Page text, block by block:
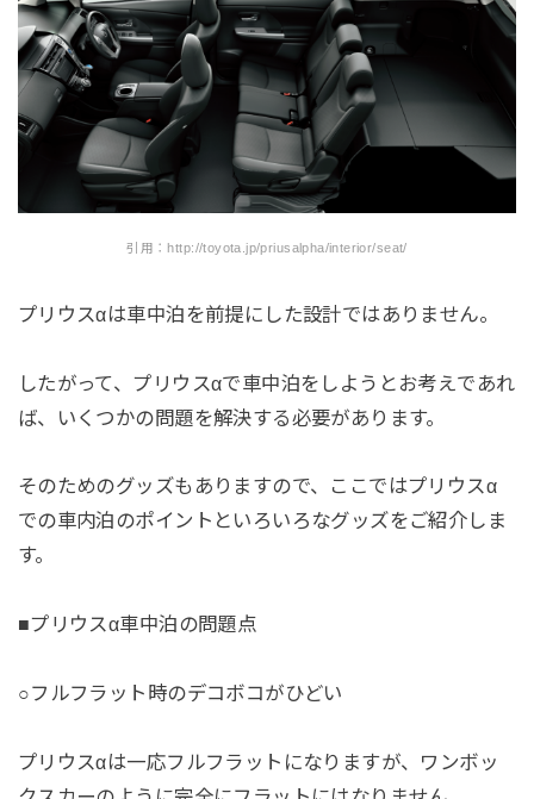
引用：http://toyota.jp/priusalpha/interior/seat/
プリウスαは車中泊を前提にした設計ではありません。
したがって、プリウスαで車中泊をしようとお考えであれ
ば、いくつかの問題を解決する必要があります。
そのためのグッズもありますので、ここではプリウスα
での車内泊のポイントといろいろなグッズをご紹介しま
す。
■プリウスα車中泊の問題点
○フルフラット時のデコボコがひどい
プリウスαは一応フルフラットになりますが、ワンボッ